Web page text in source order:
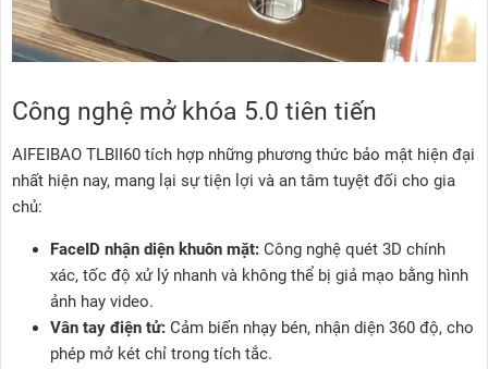
Công nghệ mở khóa 5.0 tiên tiến
AIFEIBAO TLBII60 tích hợp những phương thức bảo mật hiện đại
nhất hiện nay, mang lại sự tiện lợi và an tâm tuyệt đối cho gia
chủ:
FaceID nhận diện khuôn mặt: Công nghệ quét 3D chính
xác, tốc độ xử lý nhanh và không thể bị giả mạo bằng hình
ảnh hay video.
Vân tay điện tử: Cảm biến nhạy bén, nhận diện 360 độ, cho
phép mở két chỉ trong tích tắc.